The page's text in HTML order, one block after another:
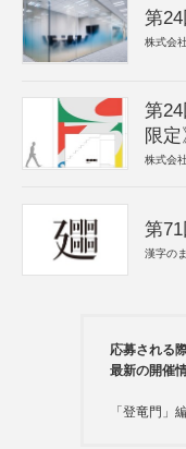
第
株式会
第
限定
株式会
第
漢字の
応募される
最新の開催
「登竜門」